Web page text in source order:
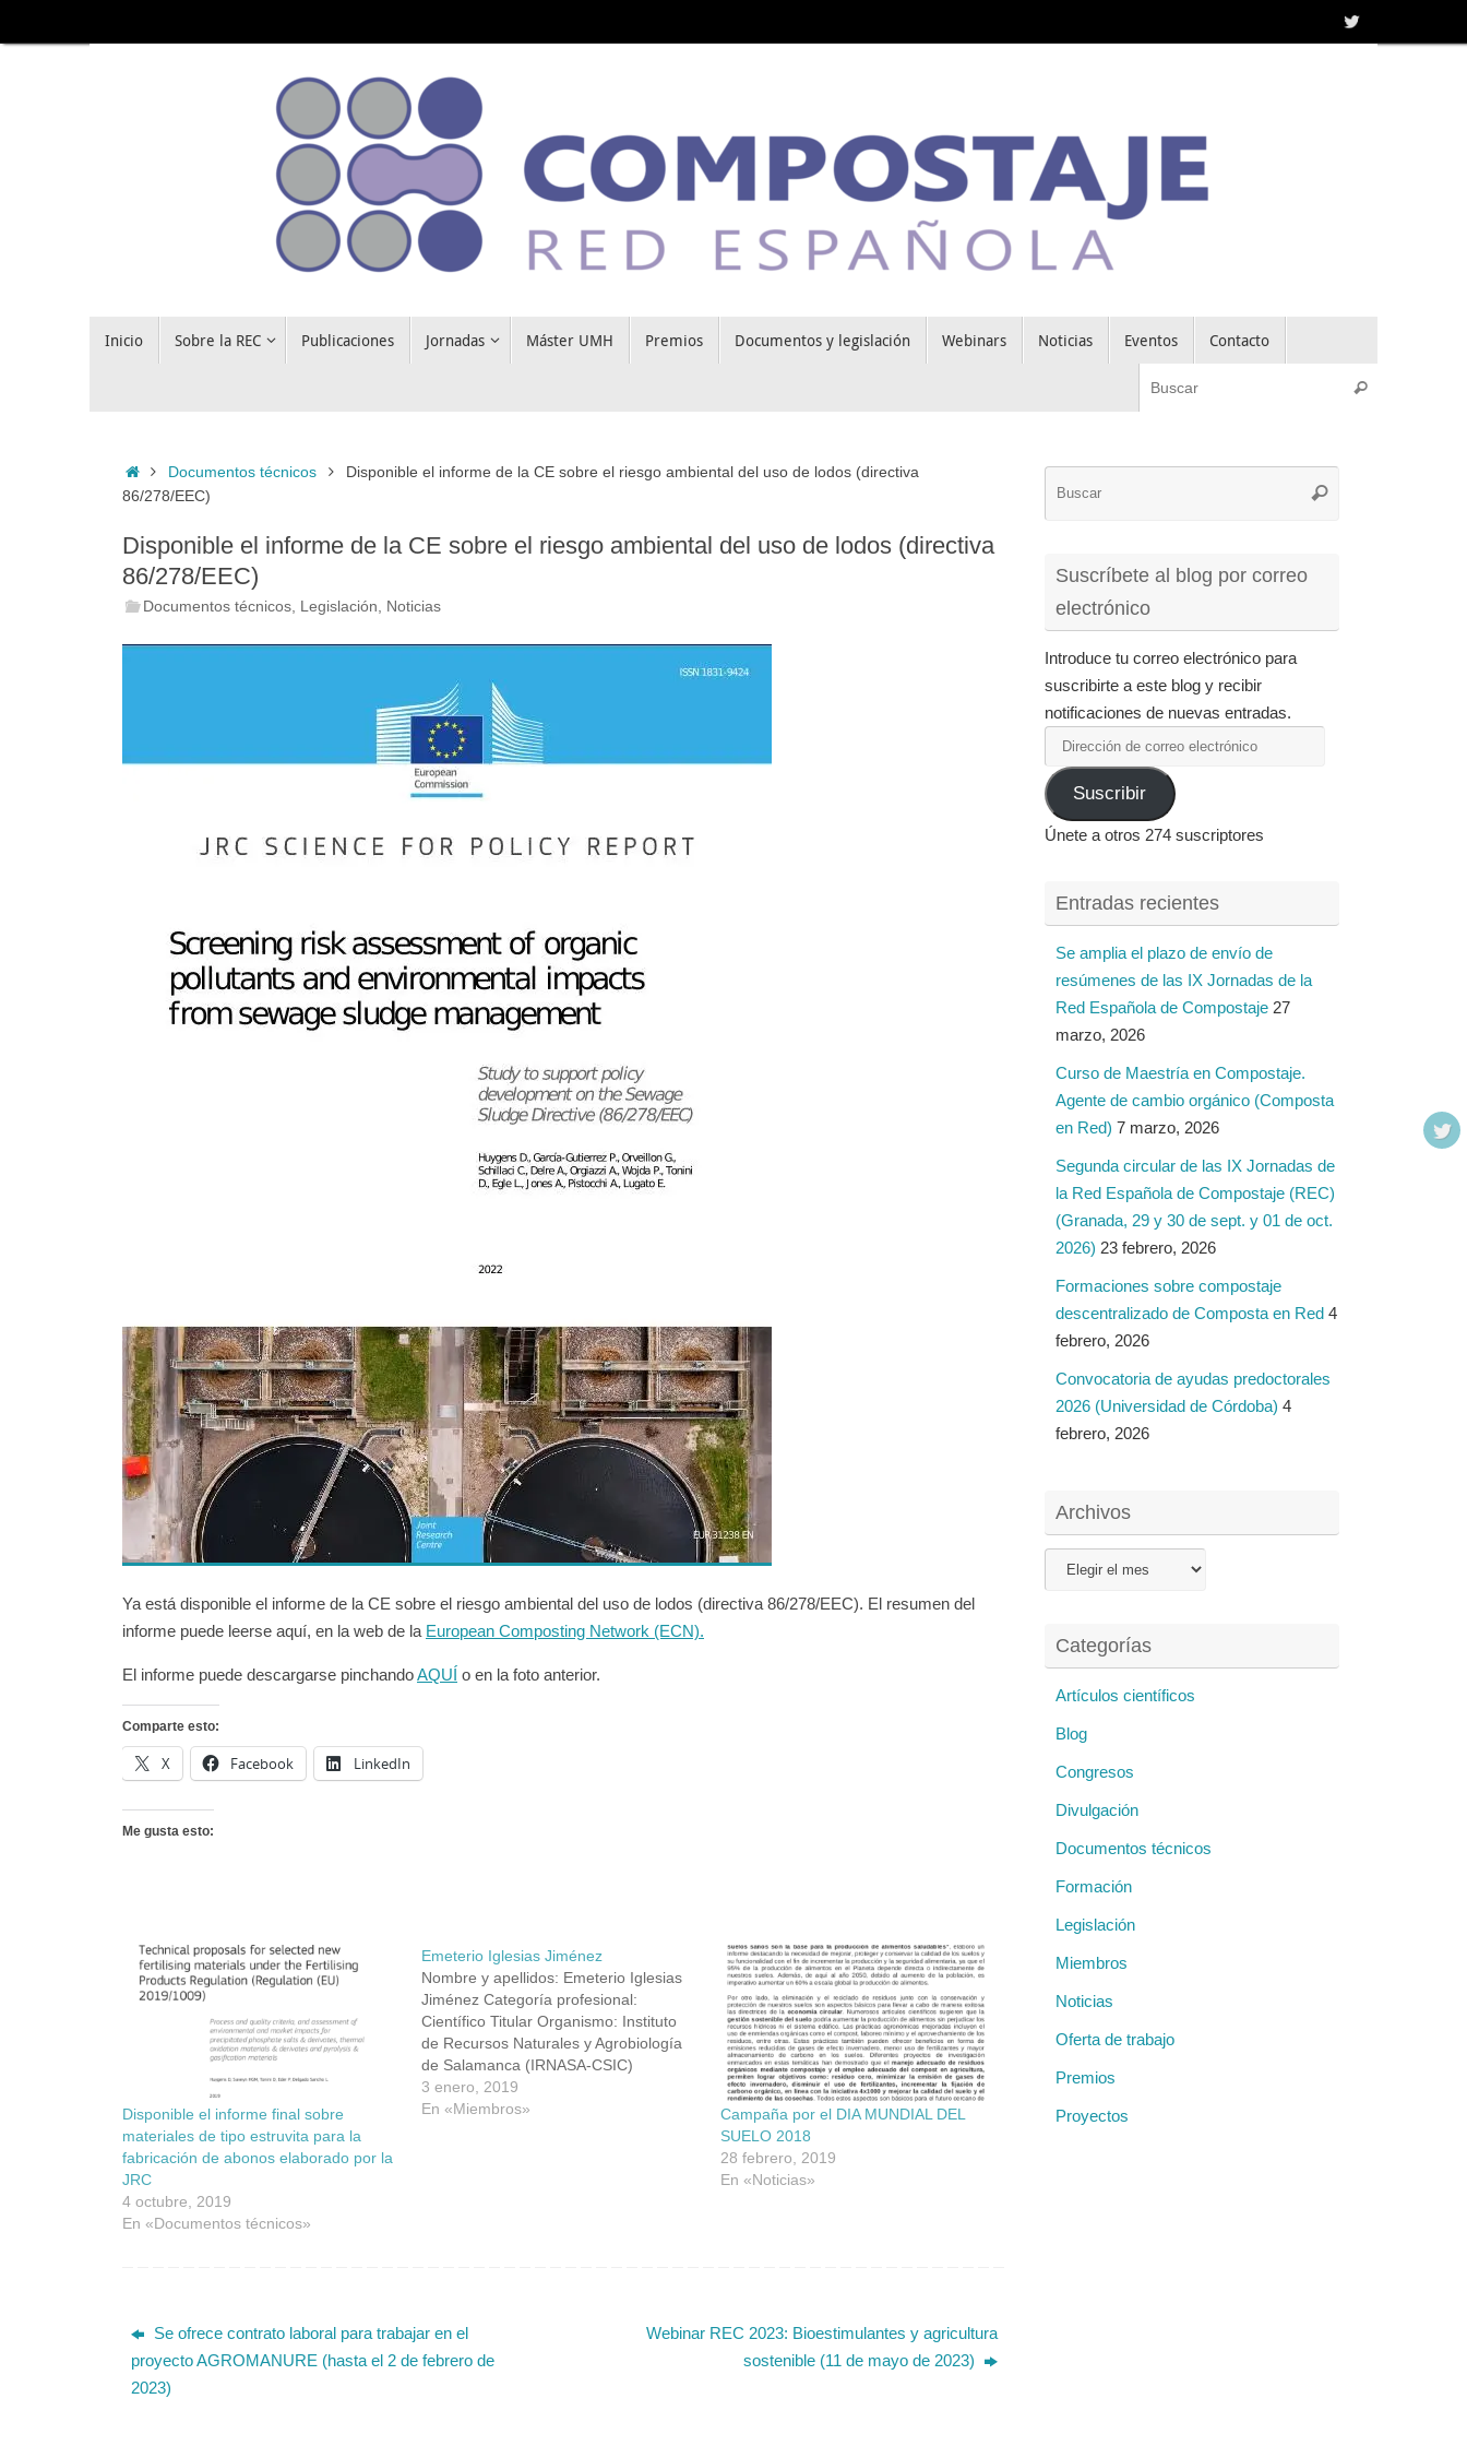
al
Inicio Sobre la REC Publicaciones Jornadas Máster UMH Premios Documentos y legislación Webinars Noticias Eventos Contacto
Buscar
InicioDocumentos técnicos
Disponible el informe de la CE sobre el riesgo ambiental del uso de lodos (directiva
86/278/EEC)
Disponible el informe de la CE sobre el riesgo ambiental del uso de lodos (directiva
86/278/EEC)
Documentos técnicos Legislación Noticias
Ya está disponible el informe de la CE sobre el riesgo ambiental del uso de lodos (directiva 86/278/EEC). El resumen del
informe puede leerse aquí, en la web de la European Composting Network (ECN).
El informe puede descargarse pinchandoAQUÍ o en la foto anterior.
Comparte esto:
X Facebook LinkedIn
Me gusta esto:
Disponible el informe final sobre
materiales de tipo estruvita para la
fabricación de abonos elaborado por la
JRC
4 octubre, 2019
En «Documentos técnicos»
Emeterio Iglesias Jiménez
Nombre y apellidos: Emeterio Iglesias
Jiménez Categoría profesional:
Científico Titular Organismo: Instituto
de Recursos Naturales y Agrobiología
de Salamanca (IRNASA-CSIC)
Dirección: Departamento de Procesos
de Degradación del Medio Ambiente, C/
3 enero, 2019
En «Miembros»
Campaña por el DIA MUNDIAL DEL
SUELO 2018
28 febrero, 2019
En «Noticias»
Se ofrece contrato laboral para trabajar en el
proyecto AGROMANURE (hasta el 2 de febrero de
2023)
Webinar REC 2023: Bioestimulantes y agricultura
sostenible (11 de mayo de 2023)
Buscar
Suscríbete al blog por correo
electrónico
Introduce tu correo electrónico para
suscribirte a este blog y recibir
notificaciones de nuevas entradas.
Dirección
de
correo
electrónico
Suscribir
Únete a otros 274 suscriptores
Entradas recientes
Se amplia el plazo de envío de
resúmenes de las IX Jornadas de la
Red Española de Compostaje 27
marzo, 2026
Curso de Maestría en Compostaje.
Agente de cambio orgánico (Composta
en Red) 7 marzo, 2026
Segunda circular de las IX Jornadas de
la Red Española de Compostaje (REC)
(Granada, 29 y 30 de sept. y 01 de oct.
2026) 23 febrero, 2026
Formaciones sobre compostaje
descentralizado de Composta en Red 4
febrero, 2026
Convocatoria de ayudas predoctorales
2026 (Universidad de Córdoba) 4
febrero, 2026
Archivos
Archivos
Categorías
Artículos científicos
Blog
Congresos
Divulgación
Documentos técnicos
Formación
Legislación
Miembros
Noticias
Oferta de trabajo
Premios
Proyectos